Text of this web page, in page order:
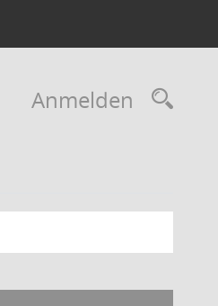
Anmelden